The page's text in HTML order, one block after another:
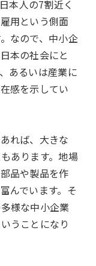
本人の7割近く
用という側面
なので、中小企
本の社会にと
あるいは産業に
感を示してい
れば、大きな
あります。地場
品や製品を作
んでいます。そ
様な中小企業
うことになり